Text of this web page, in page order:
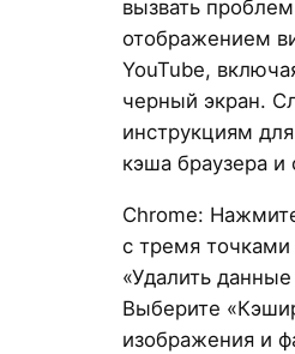
вызвать
отображением
YouTube,
черный экран.
инструкциям
кэша браузера и
Chrome:
с тремя
«Удалить
Выберите
изображения и